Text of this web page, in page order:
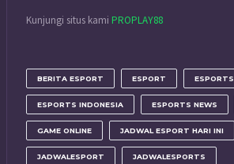
Kunjungi situs kami PROPLAY88
BERITA ESPORT ESPORT ESPORTS
ESPORTS INDONESIA ESPORTS NEWS
GAME ONLINE JADWAL ESPORT HARI INI
JADWALESPORT JADWALESPORTS